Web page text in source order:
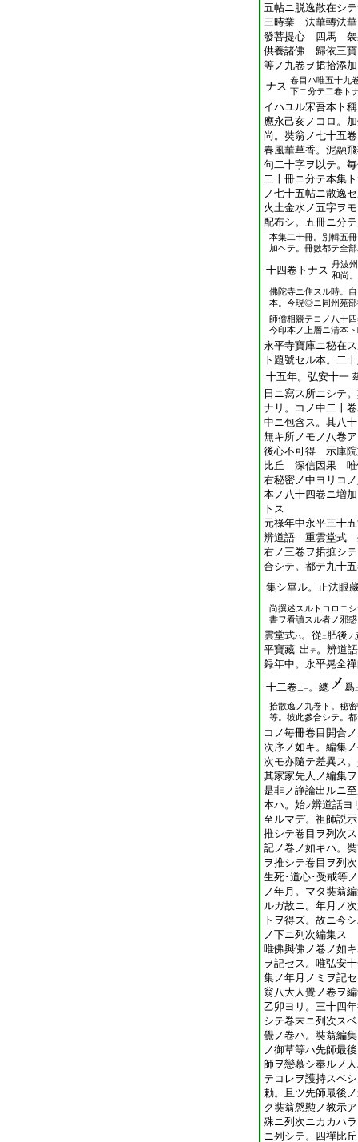
五帖ニ脱逸散在シ
三時業 法華轉法
發菩提心 四馬
供養諸佛 歸依三寶
等ノ九卷ヲ捃拾添
ナス 卷目ハ唯五十九
下ニ分テ二卷ト
イハユル宋吾本ト
應永己亥ノコロ。
尚。奘翁ノ七十五
春風華草香。泥融
句二十字ヲ以テ。
二十冊ニ分テ本集
ノ七十五帖ニ散逸
火土金水ノ五字ヲ
配布シ。五冊ニ分
本集二十冊。別輯五
加ヘテ。冊數都テ全
十四卷トナス 丹波
和尚
佛陀寺ニ住スル時。
本。今現◎ニ同州苑部
師僧相競テコノ八十
今印本ノ上層ニ清本
永平寺寶庫ニ秘在
ト題號セル本。二
十五年。弘安十一
日ニ寫ス所ニシテ
ナリ。コノ中二十
中ニ包含ス。其八
無キ所ノモノ八卷
後心不可得 示庫
比丘 深信因果
右秘密ノ中ヨリコ
本ノ八十四卷ニ増
トス
元祿年中永平三十
辨道語 重雲堂式
右ノ三卷ヲ捃摭シ
合シテ。都テ九十
集シ畢ル。正法眼
尚撰述スルトコロニ
書ヲ看讀スル者ノ邪
雲堂式ハ。從 二 肥後 ノ
平寶藏一出 テ。辨道語
録年中。永平晃全
十二卷ニ一。總 爲
拾散逸ノ九卷ト。秘
等。彼此參合シテ。
コノ毎冊卷目開合
次序ノ如キ。編集
次モ亦隨テ差異ス
其家家先人ノ編集
是非ノ諍論出ルニ
本ハ。始メ辨道話ヨ
至ルマデ。祖師説
推シテ卷目ヲ列次
記ノ卷ノ如キハ。
ヲ推シテ卷目ヲ列
生死･道心･受戒等
ノ年月。マタ奘翁
ルガ故ニ。年月ノ
トヲ得ズ。故ニ今
ノ下ニ列次編集ス
唯佛與佛ノ卷ノ如
ヲ記セス。唯弘安
集ノ年月ノミヲ記
翁八大人覺ノ卷ヲ
乙卯ヨリ。三十四
シテ卷末ニ列次ス
覺ノ卷ハ。奘翁編
ノ御草等ハ先師最
師ヲ戀慕シ奉ルノ
テコレヲ護持スベ
勅。且ツ先師最後
ク奘翁慇懃ノ教示
殊ニ列次ニカカハ
ニ列シテ。四禪比